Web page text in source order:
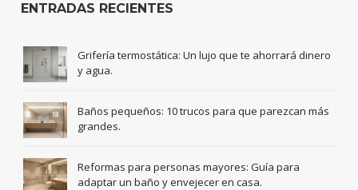
ENTRADAS RECIENTES
Grifería termostática: Un lujo que te ahorrará dinero
y agua.
Baños pequeños: 10 trucos para que parezcan más
grandes.
Reformas para personas mayores: Guía para
adaptar un baño y envejecer en casa.